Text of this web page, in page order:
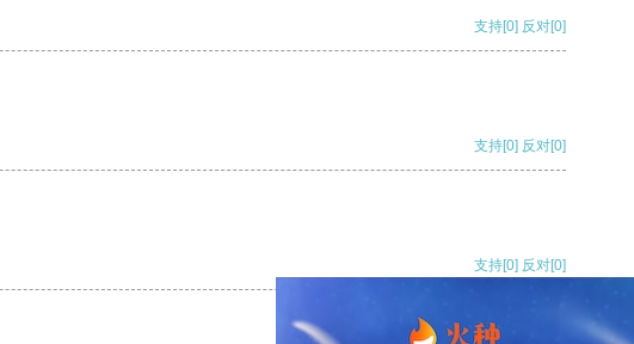
支持[0] 反对[0]
支持[0] 反对[0]
支持[0] 反对[0]